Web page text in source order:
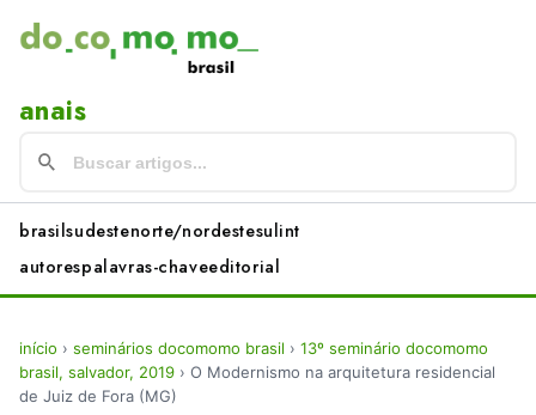
anais
brasilsudestenorte/nordestesulint
autorespalavras-chaveeditorial
início › seminários docomomo brasil › 13º seminário docomomo
brasil, salvador, 2019 › O Modernismo na arquitetura residencial
de Juiz de Fora (MG)